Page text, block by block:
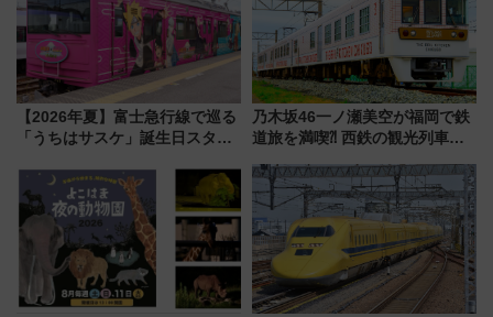
【2026年夏】富士急行線で巡る
「うちはサスケ」誕生日スタン
定グルメ＆グッズ徹底ガイド
乃木坂46一ノ瀬美空が福岡で鉄
道旅を満喫⁈ 西鉄の観光列車
CHIKUGO」で巡る福岡･太宰
府･柳川の旅！YouTubeが公開
に